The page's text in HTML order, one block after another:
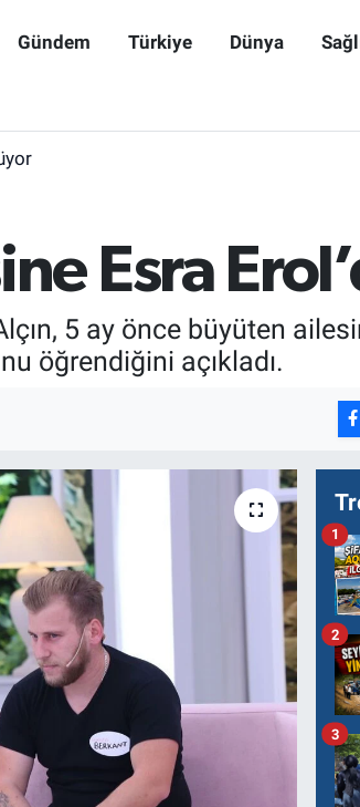
Gündem Türkiye Dünya
Esra
5 ay önce büyüten
öğrendiğini açıkladı.
1
2
3